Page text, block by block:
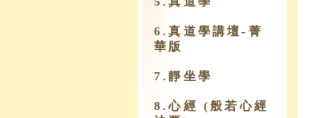
6.真道學講壇-菁
華版
7.靜坐學
8.心經 (般若心經